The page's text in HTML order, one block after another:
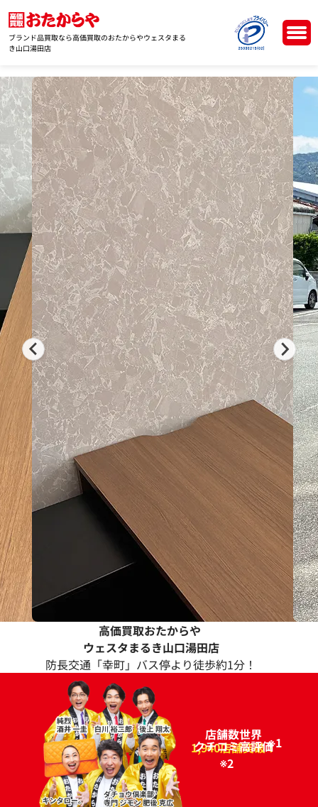
ブランド品買取なら高価買取のおたからやウェスタまる
き山口湯田店
高価買取おたからや
ウェスタまるき山口湯田店
防長交通「幸町」バス停より徒歩約1分！
店舗数世界
1,940店舗突破！
※1
クチコミ高評価
96.2%
※2